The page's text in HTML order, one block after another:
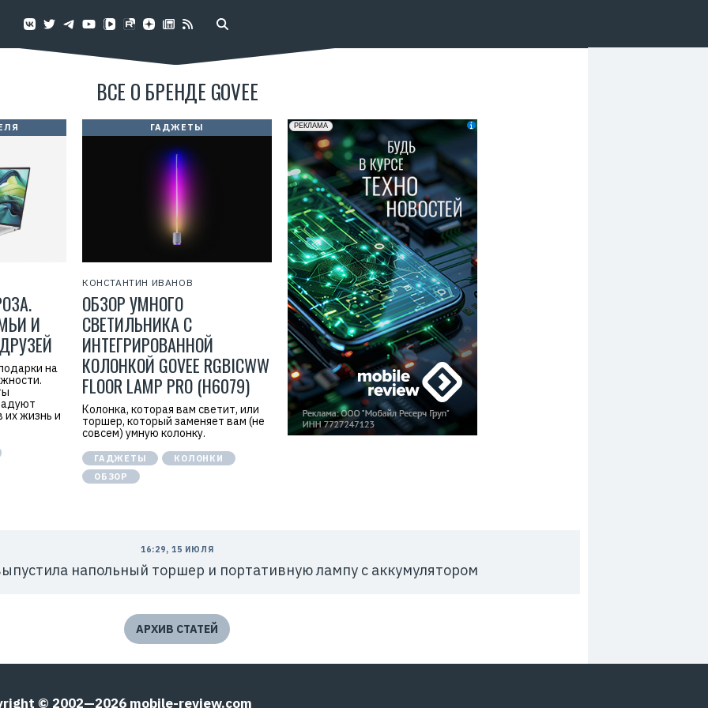
ВСЕ О БРЕНДЕ GOVEE
И
на
их жизнь и
ГАДЖЕТЫ
КОНСТАНТИН ИВАНОВ
ОБЗОР УМНОГО
СВЕТИЛЬНИКА С
ИНТЕГРИРОВАННОЙ
КОЛОНКОЙ GOVEE RGBICWW
FLOOR LAMP PRO (H6079)
Колонка, которая вам светит, или
торшер, который заменяет вам (не
совсем) умную колонку.
ГАДЖЕТЫ
КОЛОНКИ
ОБЗОР
16:29, 15 ИЮЛЯ
напольный торшер и портативную лампу с аккумулятором
АРХИВ СТАТЕЙ
© 2002—2026 mobile-review.com